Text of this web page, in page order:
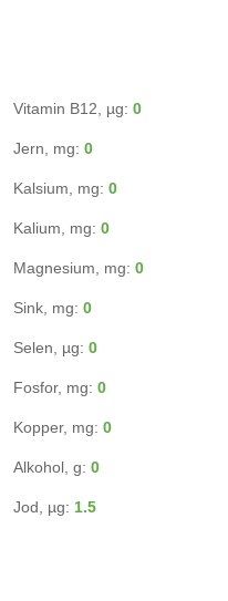
Vitamin B12, µg: 0
Jern, mg: 0
Kalsium, mg: 0
Kalium, mg: 0
Magnesium, mg: 0
Sink, mg: 0
Selen, µg: 0
Fosfor, mg: 0
Kopper, mg: 0
Alkohol, g: 0
Jod, µg: 1.5